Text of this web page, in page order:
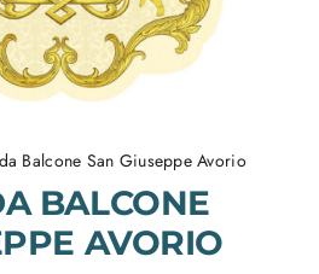
Balcone San Giuseppe Avorio
BALCONE
AVORIO